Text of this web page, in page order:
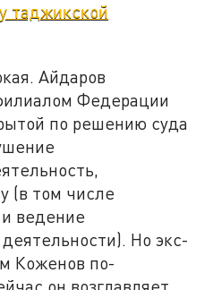
таджикской
Айдаров
Федерации
по решению суда
(в том числе
ведение
Но экс-
Коженов по-